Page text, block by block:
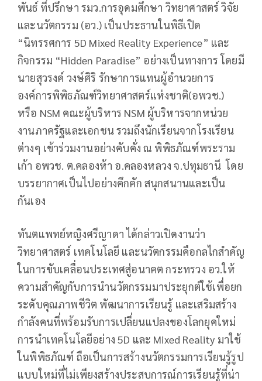
พันธ์ ที่ปรึกษา รมว.การอุดมศึกษา วิทยาศาสตร์ วิจัย
และนวัตกรรม (อว.) เป็นประธานในพิธีเปิด
“นิทรรศการ 5D Mixed Reality Experience” และ
กิจกรรม “Hidden Paradise” อย่างเป็นทางการ โดยมี
นายสุวรงค์ วงษ์ศิริ รักษาการแทนผู้อำนวยการ
องค์การพิพิธภัณฑ์วิทยาศาสตร์แห่งชาติ(อพวช.)
หรือ NSM คณะผู้บริหาร NSM ผู้บริหารจากหน่วย
งานภาครัฐและเอกชน รวมถึงนักเรียนจากโรงเรียน
ต่างๆ เข้าร่วมงานอย่างคับคั่ง ณ พิพิธภัณฑ์พระราม
เก้า อพวช. ต.คลองห้า อ.คลองหลวง จ.ปทุมธานี โดย
บรรยากาศเป็นไปอย่างคึกคัก สนุกสนานและเป็น
กันเอง
ทันตแพทย์หญิงศรีญาดา ได้กล่าวเปิดงานว่า
วิทยาศาสตร์ เทคโนโลยี และนวัตกรรมคือกลไกสำคัญ
ในการขับเคลื่อนประเทศสู่อนาคต กระทรวง อว.ให้
ความสำคัญกับการนำนวัตกรรมมาประยุกต์ใช้เพื่อยก
ระดับคุณภาพชีวิต พัฒนาการเรียนรู้ และเสริมสร้าง
กำลังคนที่พร้อมรับการเปลี่ยนแปลงของโลกยุคใหม่
การนำเทคโนโลยีอย่าง 5D และ Mixed Reality มาใช้
ในพิพิธภัณฑ์ ถือเป็นการสร้างนวัตกรรมการเรียนรู้รูป
แบบใหม่ที่ไม่เพียงสร้างประสบการณ์การเรียนรู้ที่น่า